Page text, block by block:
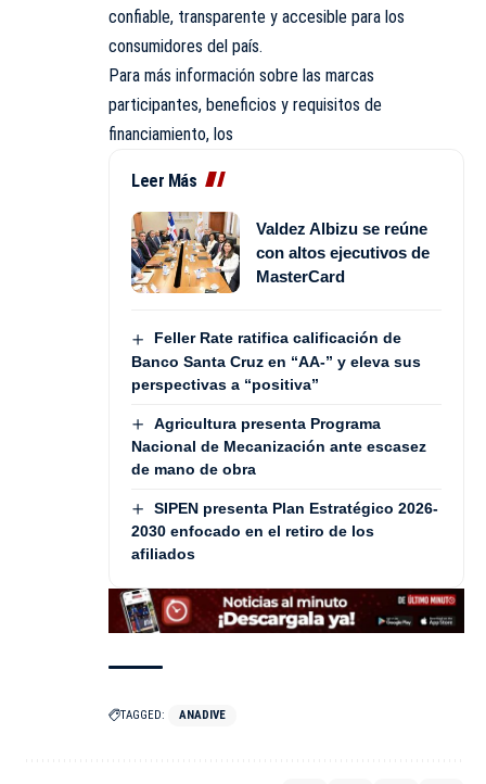
confiable, transparente y accesible para los
consumidores del país.
Para más información sobre las marcas
participantes, beneficios y requisitos de
financiamiento, los
Leer Más
Valdez Albizu se reúne
con altos ejecutivos de
MasterCard
Feller Rate ratifica calificación de
Banco Santa Cruz en “AA-” y eleva sus
perspectivas a “positiva”
Agricultura presenta Programa
Nacional de Mecanización ante escasez
de mano de obra
SIPEN presenta Plan Estratégico 2026-
2030 enfocado en el retiro de los
afiliados
TAGGED: ANADIVE